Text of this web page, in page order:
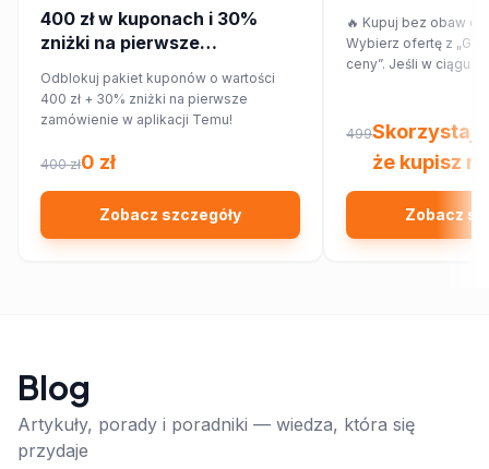
400 zł w kuponach i 30%
zniżki na pierwsze
Odblokuj pakiet kuponów o wartości
400 zł + 30% zniżki na pierwsze
zamówienie w aplikacji Temu!
400 zł0 zł
Zobacz szczegóły
🔥 Kupuj bez obaw o
Wybierz ofertę z
ceny”. Jeśli w ciągu
różnicy w cenie w
499Skorzystaj
że kupisz
Zobacz
Blog
Artykuły, porady i poradniki — wiedza, która się
przydaje